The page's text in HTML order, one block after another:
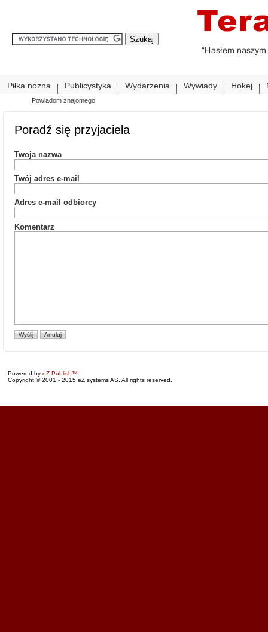
Piłka nożna Publicystyka Wydarzenia Wywiady Hokej
Powiadom znajomego
Poradź się przyjaciela
Twoja nazwa
Twój adres e-mail
Adres e-mail odbiorcy
Komentarz
Powered by eZ Publish™
Copyright © 2001 - 2015 eZ systems AS. All rights reserved.